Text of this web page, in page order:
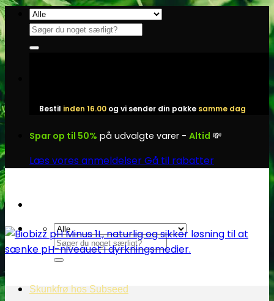
Fortsæt
indhold
Søg
efter:
Bestil inden 16.00 og vi sender din pakke samme dag
Spar op til 50% på udvalgte varer - Altid 💸
Læs vores anmeldelserGå til rabatter
Søg
efter:
Skunkfrø hos Subseed